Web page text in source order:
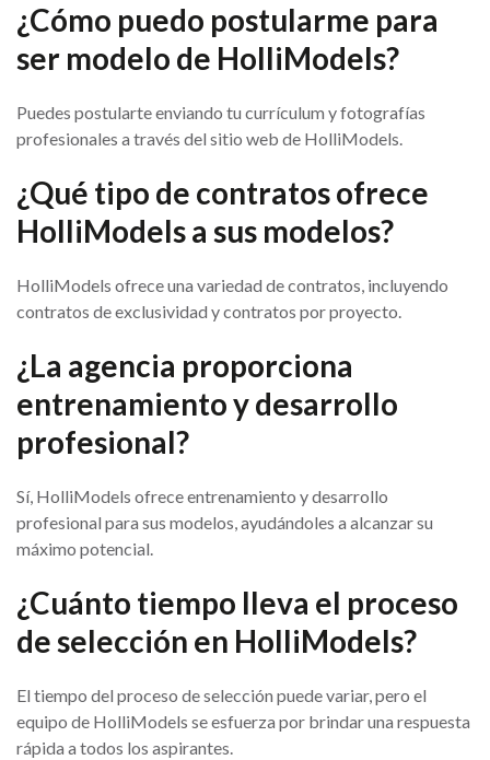
¿Cómo puedo postularme para
ser modelo de HolliModels?
Puedes postularte enviando tu currículum y fotografías
profesionales a través del sitio web de HolliModels.
¿Qué tipo de contratos ofrece
HolliModels a sus modelos?
HolliModels ofrece una variedad de contratos, incluyendo
contratos de exclusividad y contratos por proyecto.
¿La agencia proporciona
entrenamiento y desarrollo
profesional?
Sí, HolliModels ofrece entrenamiento y desarrollo
profesional para sus modelos, ayudándoles a alcanzar su
máximo potencial.
¿Cuánto tiempo lleva el proceso
de selección en HolliModels?
El tiempo del proceso de selección puede variar, pero el
equipo de HolliModels se esfuerza por brindar una respuesta
rápida a todos los aspirantes.